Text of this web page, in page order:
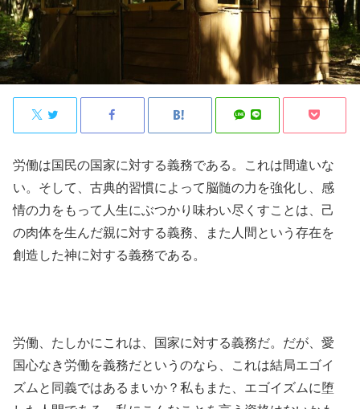
労働は国民の国家に対する義務である。これは間違いな
い。そして、古典的習慣によって脳髄の力を強化し、感
情の力をもって人生にぶつかり味わい尽くすことは、己
の肉体を生んだ親に対する義務、また人間という存在を
創造した神に対する義務である。
労働、たしかにこれは、国家に対する義務だ。だが、愛
国心なき労働を義務だというのなら、これは結局エゴイ
ズムと同義ではあるまいか？私もまた、エゴイズムに堕